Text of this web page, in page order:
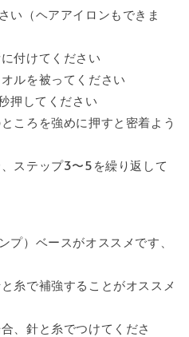
い（ヘアアイロンもできま
付けてください
ルを被ってください
押してください
ころを強めに押すと密着よう
ステップ3〜5を繰り返して
プ）ベースがオススメです、
糸で補強することがオススメ
、針と糸でつけてくださ